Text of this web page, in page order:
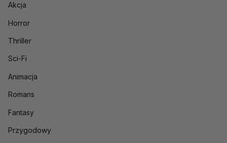
Akcja
Horror
Thriller
Sci-Fi
Animacja
Romans
Fantasy
Przygodowy